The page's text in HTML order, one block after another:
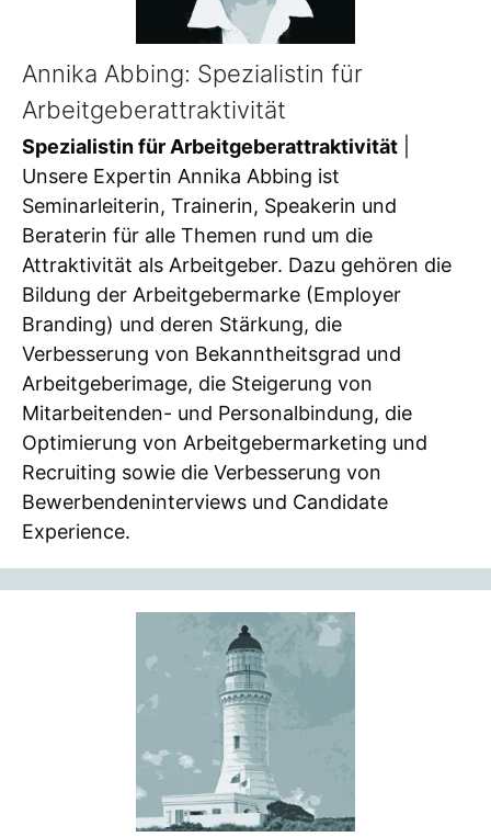
Annika Abbing: Spezialistin für
Arbeitgeberattraktivität
Spezialistin für Arbeitgeberattraktivität
Unsere Expertin Annika Abbing ist
Seminarleiterin, Trainerin, Speakerin und
Beraterin für alle Themen rund um die
Attraktivität als Arbeitgeber. Dazu gehören die
Bildung der Arbeitgebermarke (Employer
Branding) und deren Stärkung, die
Verbesserung von Bekanntheitsgrad und
Arbeitgeberimage, die Steigerung von
Mitarbeitenden- und Personalbindung, die
Optimierung von Arbeitgebermarketing und
Recruiting sowie die Verbesserung von
Bewerbendeninterviews und Candidate
Experience.